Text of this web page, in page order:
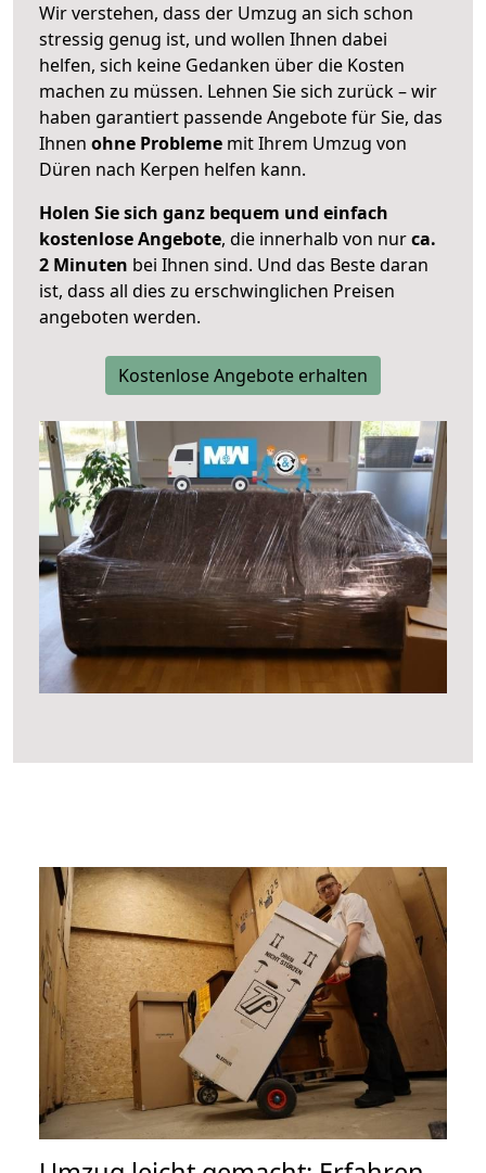
Wir verstehen, dass der Umzug an sich schon
stressig genug ist, und wollen Ihnen dabei
helfen, sich keine Gedanken über die Kosten
machen zu müssen. Lehnen Sie sich zurück – wir
haben garantiert passende Angebote für Sie, das
Ihnen ohne Probleme mit Ihrem Umzug von
Düren nach Kerpen helfen kann.
Holen Sie sich ganz bequem und einfach
kostenlose Angebote, die innerhalb von nurca.
2 Minuten bei Ihnen sind. Und das Beste daran
ist, dass all dies zu erschwinglichen Preisen
angeboten werden.
Kostenlose Angebote erhalten